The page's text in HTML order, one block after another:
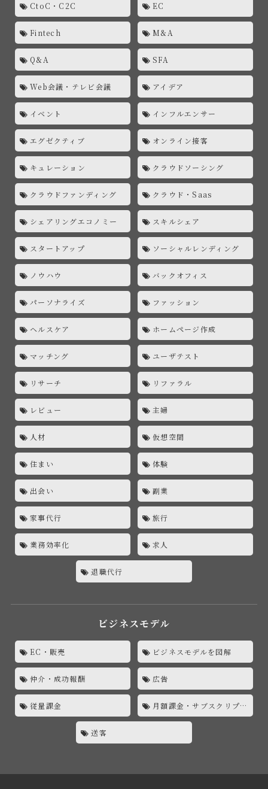
CtoC・C2C EC
Fintech M&A
Q&A SFA
Web会議・テレビ会議 アイデア
イベント インフルエンサー
エグゼクティブ オンライン接客
キュレーション クラウドソーシング
クラウドファンディング クラウド・Saas
シェアリングエコノミー スキルシェア
スタートアップ ソーシャルレンディング
ノウハウ バックオフィス
パーソナライズ ファッション
ヘルスケア ホームページ作成
マッチング ユーザテスト
リサーチ リファラル
レビュー 主婦
人材 仮想空間
住まい 体験
出会い 副業
家事代行 旅行
業務効率化 求人
退職代行
ビジネスモデル
EC・販売 ビジネスモデルを図解
仲介・成功報酬 広告
従量課金 月額課金・サブスクリプション
送客